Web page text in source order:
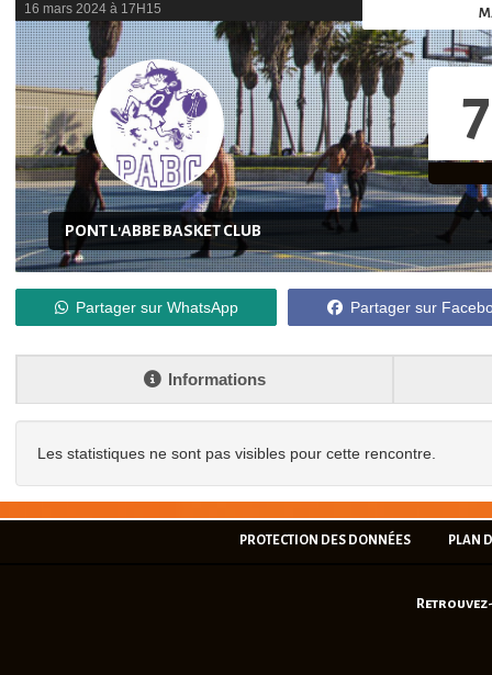
16 mars 2024 à 17H15
PONT L'ABBE BASKET CLUB
Partager sur WhatsApp Partager sur
Informations
Les statistiques ne sont pas visibles pour cette rencontre.
PROTECTION DES DONNÉES PLAN